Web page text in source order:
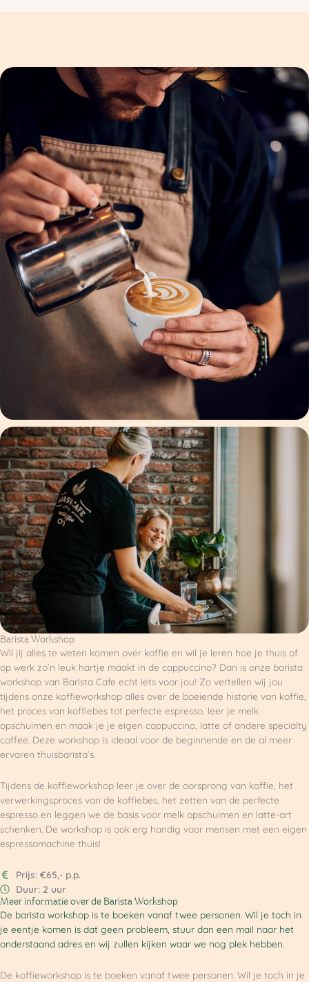
Barista Workshop
Wil jij alles te weten komen over koffie en wil je leren hoe je thuis of
op werk zo’n leuk hartje maakt in de cappuccino? Dan is onze barista
workshop van Barista Cafe echt iets voor jou! Zo vertellen wij jou
tijdens onze koffieworkshop alles over de boeiende historie van koffie,
het proces van koffiebes tot perfecte espresso, leer je melk
opschuimen en maak je je eigen cappuccino, latte of andere specialty
coffee. Deze workshop is ideaal voor de beginnende en de al meer
ervaren thuisbarista’s.
Tijdens de koffieworkshop leer je over de oorsprong van koffie, het
verwerkingsproces van de koffiebes, het zetten van de perfecte
espresso en leggen we de basis voor melk opschuimen en latte-art
schenken. De workshop is ook erg handig voor mensen met een eigen
espressomachine thuis!
Prijs: €65,- p.p.
Duur: 2 uur
Meer informatie over de Barista Workshop
De barista workshop is te boeken vanaf twee personen. Wil je toch in
je eentje komen is dat geen probleem, stuur dan een mail naar het
onderstaand adres en wij zullen kijken waar we nog plek hebben.
De koffieworkshop is te boeken vanaf twee personen. Wil je toch in je